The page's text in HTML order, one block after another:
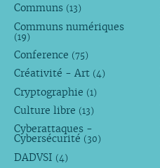
Communs (13)
Communs numériques
(19)
Conference (75)
Créativité - Art (4)
Cryptographie (1)
Culture libre (13)
Cyberattaques -
Cybersécurité (30)
DADVSI (4)